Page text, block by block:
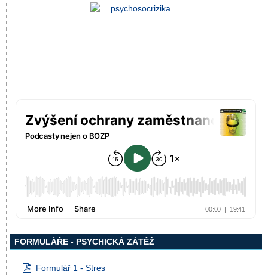
FORMULÁŘE - PSYCHICKÁ ZÁTĚŽ
Formulář 1 - Stres